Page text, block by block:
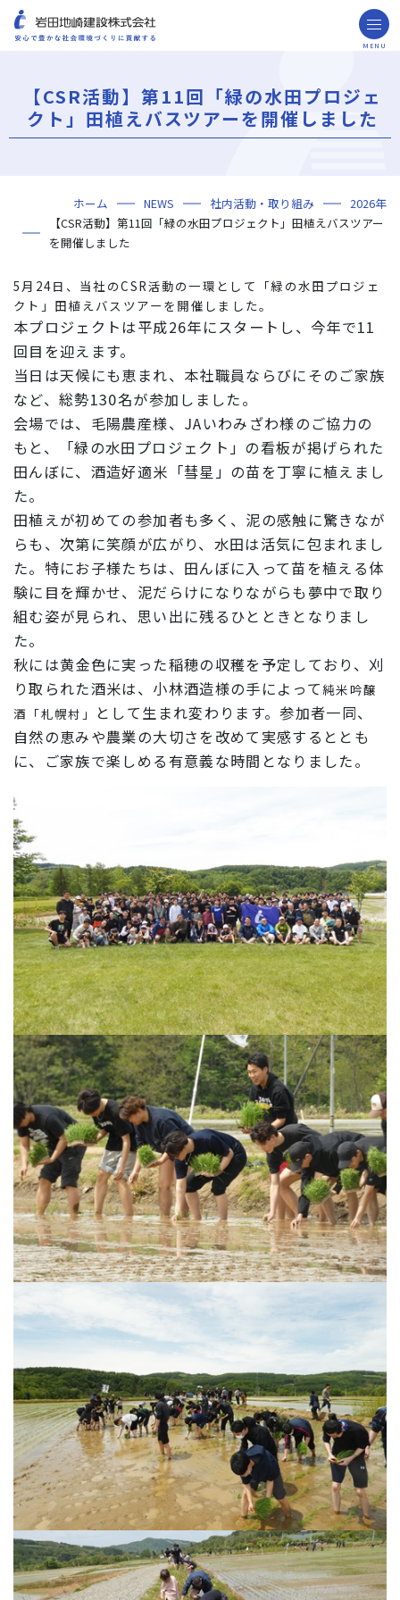
MENU
企業情報
ごあいさつ
ミッション・ビジョン・社訓
会社概要
組織図
役員一覧
沿革
岩田地崎の歴史
事業所一覧
関連会社
プレスリリース
財務情報
岩田地崎建設のCM
3分でわかる岩田地崎建設
年代から探す
地域別で探す
用途区分から探す
GISマップシステム
Niseko Project
プロジェクトレポート
技術・ソリューション
技術
ソリューション
採用情報
NISEKO PROJECTS
【CSR活動】第11回「緑の水田プロジェ
クト」田植えバスツアーを開催しました
ホーム NEWS 社内活動・取り組み
2026年
【CSR活動】第11回「緑の水田プロジェクト」田植えバスツアー
を開催しました
5月24日、当社のCSR活動の一環として「緑の水田プロジェ
クト」田植えバスツアーを開催しました。
本プロジェクトは平成26年にスタートし、今年で11
回目を迎えます。
当日は天候にも恵まれ、本社職員ならびにそのご家族
など、総勢130名が参加しました。
会場では、毛陽農産様、JAいわみざわ様のご協力の
もと、「緑の水田プロジェクト」の看板が掲げられた
田んぼに、酒造好適米「彗星」の苗を丁寧に植えまし
た。
田植えが初めての参加者も多く、泥の感触に驚きなが
らも、次第に笑顔が広がり、水田は活気に包まれまし
た。特にお子様たちは、田んぼに入って苗を植える体
験に目を輝かせ、泥だらけになりながらも夢中で取り
組む姿が見られ、思い出に残るひとときとなりまし
た。
秋には黄金色に実った稲穂の収穫を予定しており、刈
り取られた酒米は、小林酒造様の手によって 純米吟醸
酒「札幌村」
として生まれ変わります。参加者一同、
自然の恵みや農業の大切さを改めて実感するととも
に、ご家族で楽しめる有意義な時間となりました。